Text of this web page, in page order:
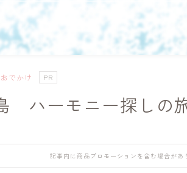
でかけ PR
ハーモニー探しの
記事内に商品プロモーションを含む場合があ